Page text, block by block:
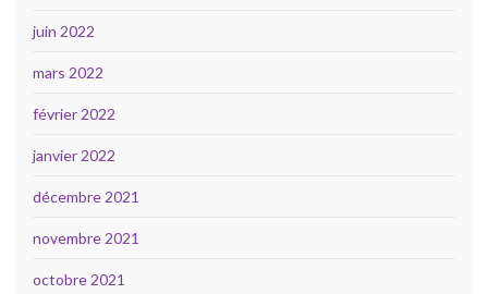
juin 2022
mars 2022
février 2022
janvier 2022
décembre 2021
novembre 2021
octobre 2021